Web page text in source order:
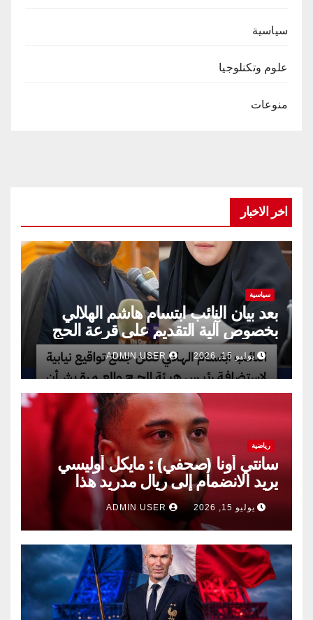
سياسية
علوم وتكنلوجيا
منوعات
اخر الاخبار
سياسية
بعد بيان النائب ابتسام هاشم الهلالي
بخصوص آلية التقديم على قرعة الحج
يوليو 15, 2026
رياضية
سانتي أونا (صحفي) : مايكل أوليسي
يريد الانضمام إلى ريال مدريد هذا
الصيف.
يوليو 15, 2026 ADMIN USER